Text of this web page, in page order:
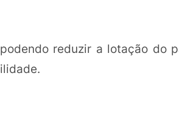
reduzir a lotação do